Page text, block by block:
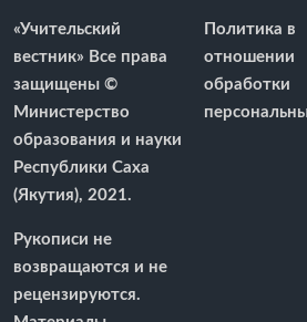
«Учительский
вестник» Все права
защищены ©
Министерство
образования и науки
Республики Саха
(Якутия), 2021.
Рукописи не
возвращаются и не
рецензируются.
Политика в
отношении
обработки